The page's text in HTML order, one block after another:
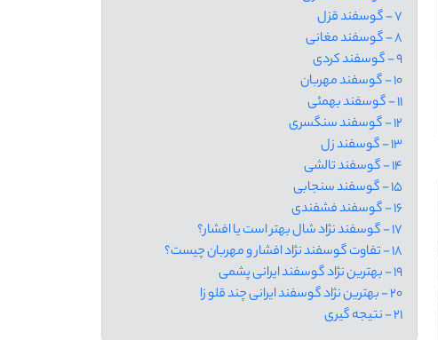
7 - گوسفند قزل
8 - گوسفند مغانی
9 - گوسفند کردی
10 - گوسفند مهربان
11 - گوسفند بهمئی
12 - گوسفند سنگسری
13 - گوسفند زل
14 - گوسفند تالشی
15 - گوسفند سنجابی
16 - گوسفند فشفندی
17 - گوسفند نژاد شال بهتر است یا افشار؟
18 - تفاوت گوسفند نژاد افشار و مهربان چیست؟
19 - بهترین نژاد گوسفند ایرانی پشمی
20 - بهترین نژاد گوسفند ایرانی چند قلو زا
21 - نتیجه گیری